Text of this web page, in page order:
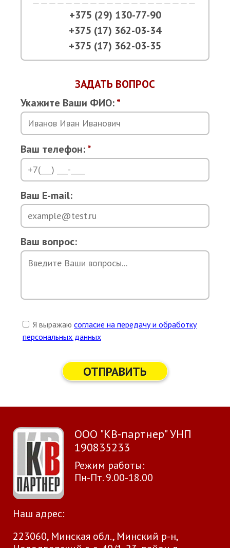
+375 (29) 130-77-90
+375 (17) 362-03-34
+375 (17) 362-03-35
ЗАДАТЬ ВОПРОС
Укажите Ваши ФИО:*
Ваш телефон:*
Ваш E-mail:
Ваш вопрос:
Я выражаю согласие на передачу и обработку
персональных данных
ОТПРАВИТЬ
ООО "КВ-партнер" УНП
190835233
Режим работы:
Пн-Пт. 9.00-18.00
Наш адрес:
223060, Минская обл., Минский р-н,